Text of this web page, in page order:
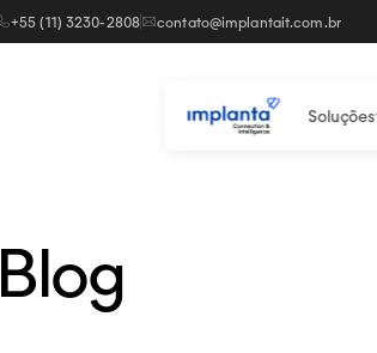
+55 (11) 3230-2808 contato@implantait.com.br
Soluções
Blog